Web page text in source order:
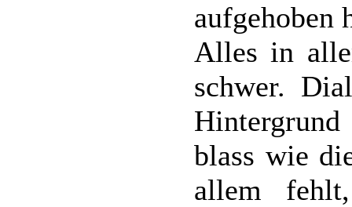
aufgehoben
Alles in
schwer.
blass wie
allem